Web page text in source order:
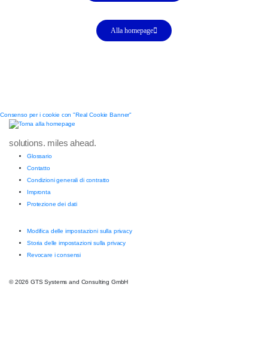
Alla homepage
Consenso per i cookie con "Real Cookie Banner"
solutions. miles ahead.
Glossario
Contatto
Condizioni generali di contratto
Impronta
Protezione dei dati
Modifica delle impostazioni sulla privacy
Storia delle impostazioni sulla privacy
Revocare i consensi
© 2026 GTS Systems and Consulting GmbH